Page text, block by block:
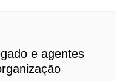
e agentes